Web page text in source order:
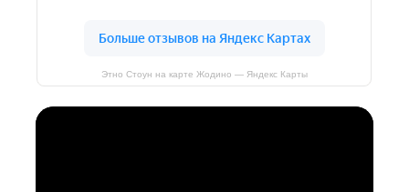
Этно Стоун на карте Жодино — Яндекс Карты